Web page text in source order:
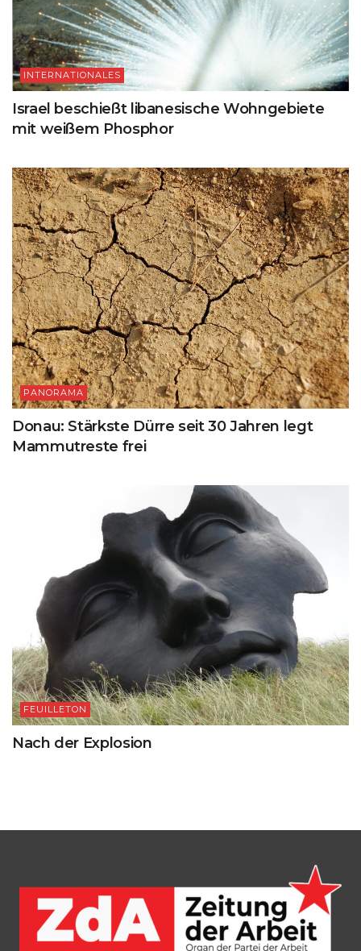
INTERNATIONALES
Israel beschießt libanesische Wohngebiete
mit weißem Phosphor
PANORAMA
Donau: Stärkste Dürre seit 30 Jahren legt
Mammutreste frei
FEUILLETON
Nach der Explosion